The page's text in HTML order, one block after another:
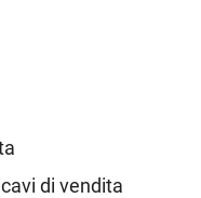
di vendita